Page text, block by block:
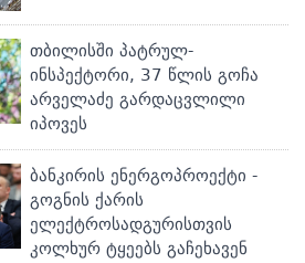
თბილისში პატრულ-
ინსპექტორი, 37 წლის გოჩა
არველაძე გარდაცვლილი
იპოვეს
ბანკირის ენერგოპროექტი -
გოგნის ქარის
ელექტროსადგურისთვის
კოლხურ ტყეებს გაჩეხავენ